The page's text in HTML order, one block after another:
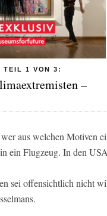
TEIL 1 VON 3:
–
aus welchen Motiven
in ein Flugzeug. In den
sei offensichtlich nicht